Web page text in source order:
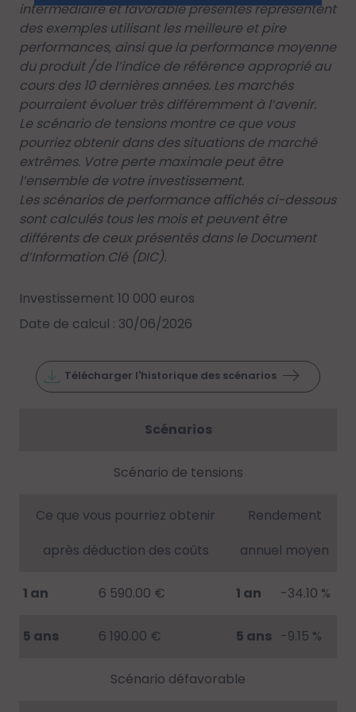
intermédiaire et favorable présentés représentent
des exemples utilisant les meilleure et pire
performances, ainsi que la performance moyenne
du produit /de l’indice de référence approprié au
cours des 10 dernières années. Les marchés
pourraient évoluer très différemment à l’avenir.
Le scénario de tensions montre ce que vous
pourriez obtenir dans des situations de marché
extrêmes. Votre perte maximale peut être
l’ensemble de votre investissement.
Les scénarios de performance affichés ci-dessous
sont calculés tous les mois et peuvent être
différents de ceux présentés dans le Document
d’Information Clé (DIC).
Investissement 10 000 euros
Date de calcul : 30/06/2026
Télécharger l'historique des scénarios
Scénarios
Scénario de tensions
Ce que vous pourriez obtenir
après déduction des coûts
Rendement
annuel moyen
1 an 6 590.00 € 1 an -34.10 %
5 ans 6 190.00 € 5 ans -9.15 %
Scénario défavorable